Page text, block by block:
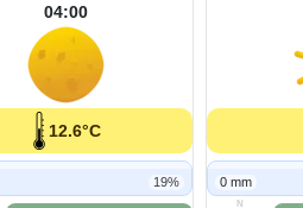
04:00
12.6°C
19% 0 mm
N